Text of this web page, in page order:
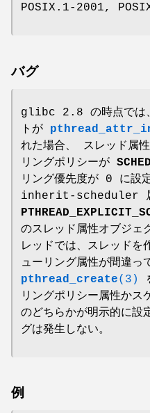
POSIX.1-2001,
バグ
glibc 2.8 の時点では、
トが
れた場合、 スレッド属
リングポリシーが
リング優先度が 0 に設
inherit-scheduler
のスレッド属性オブジェ
レッドでは、スレッドを
ューリング属性が間違っ
pthread_create(3)
リングポリシー属性かス
のどちらかが明示的に設
グは発生しない。
例